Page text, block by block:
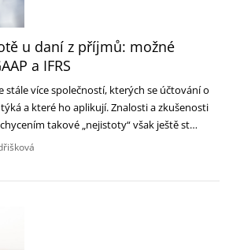
u daní z příjmů: možné
a IFRS
stále více společností, kterých se účtování o
a které ho aplikují. Znalosti a zkušenosti
takové „nejistoty“ však ještě st…